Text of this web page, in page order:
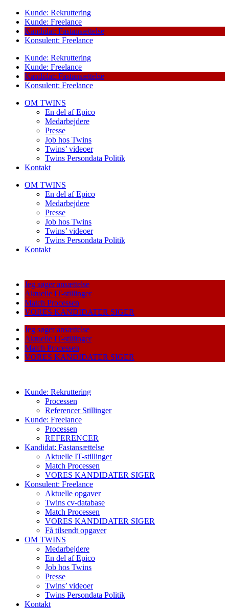
Kunde: Rekruttering
Kunde: Freelance
Kandidat: Fastansættelse
Konsulent: Freelance
Kunde: Rekruttering
Kunde: Freelance
Kandidat: Fastansættelse
Konsulent: Freelance
OM TWINS
En del af Epico
Medarbejdere
Presse
Job hos Twins
Twins’ videoer
Twins Persondata Politik
Kontakt
OM TWINS
En del af Epico
Medarbejdere
Presse
Job hos Twins
Twins’ videoer
Twins Persondata Politik
Kontakt
Jeg søger ansættelse
Aktuelle IT-stillinger
Match Processen
VORES KANDIDATER SIGER
Jeg søger ansættelse
Aktuelle IT-stillinger
Match Processen
VORES KANDIDATER SIGER
Kunde: Rekruttering
Processen
Referencer Stillinger
Kunde: Freelance
Processen
REFERENCER
Kandidat: Fastansættelse
Aktuelle IT-stillinger
Match Processen
VORES KANDIDATER SIGER
Konsulent: Freelance
Aktuelle opgaver
Twins cv-database
Match Processen
VORES KANDIDATER SIGER
Få tilsendt opgaver
OM TWINS
Medarbejdere
En del af Epico
Job hos Twins
Presse
Twins’ videoer
Twins Persondata Politik
Kontakt